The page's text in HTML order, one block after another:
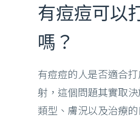
有痘痘可以
嗎？
有痘痘的人是否適合
射，這個問題其實取
類型、膚況以及治療